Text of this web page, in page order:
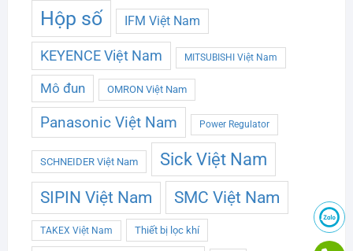
Hộp số IFM Việt Nam
KEYENCE Việt Nam MITSUBISHI Việt Nam
Mô đun OMRON Việt Nam
Panasonic Việt Nam Power Regulator
SCHNEIDER Việt Nam Sick Việt Nam
SIPIN Việt Nam SMC Việt Nam
TAKEX Việt Nam Thiết bị lọc khí